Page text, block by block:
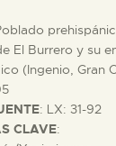
El Burrero y su
(Ingenio, Gran
: LX: 31-92
CLAVE: